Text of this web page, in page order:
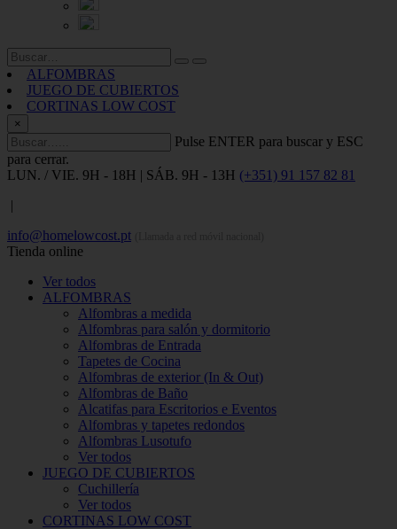
ALFOMBRAS
JUEGO DE CUBIERTOS
CORTINAS LOW COST
×
Pulse ENTER para buscar y ESC
para cerrar.
LUN. / VIE. 9H - 18H | SÁB. 9H - 13H (+351) 91 157 82 81
|
info@homelowcost.pt
Tienda online
Ver todos
ALFOMBRAS
Alfombras a medida
Alfombras para salón y dormitorio
Alfombras de Entrada
Tapetes de Cocina
Alfombras de exterior (In & Out)
Alfombras de Baño
Alcatifas para Escritorios e Eventos
Alfombras y tapetes redondos
Alfombras Lusotufo
Ver todos
JUEGO DE CUBIERTOS
Cuchillería
Ver todos
CORTINAS LOW COST